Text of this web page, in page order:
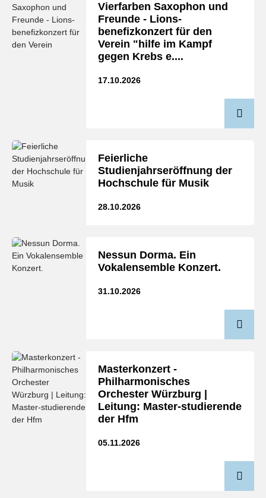
Vierfarben Saxophon und
Freunde - Lions-
benefizkonzert für den
Verein "hilfe im Kampf
gegen Krebs e....
17.10.2026
Feierliche
Studienjahrseröffnung der
Hochschule für Musik
28.10.2026
Nessun Dorma. Ein
Vokalensemble Konzert.
31.10.2026
Masterkonzert -
Philharmonisches
Orchester Würzburg |
Leitung: Master-studierende
der Hfm
05.11.2026